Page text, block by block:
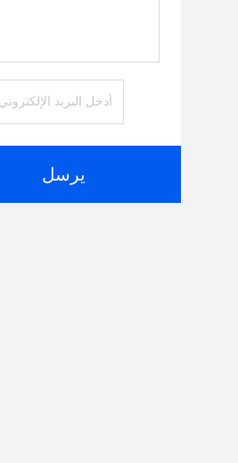
يرسل